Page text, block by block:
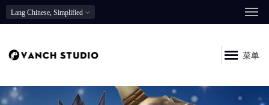
Lang Chinese, Simplified
菜单